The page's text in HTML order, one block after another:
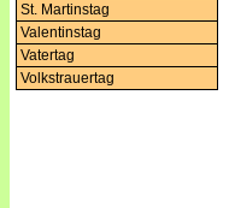
St. Martinstag
Valentinstag
Vatertag
Volkstrauertag